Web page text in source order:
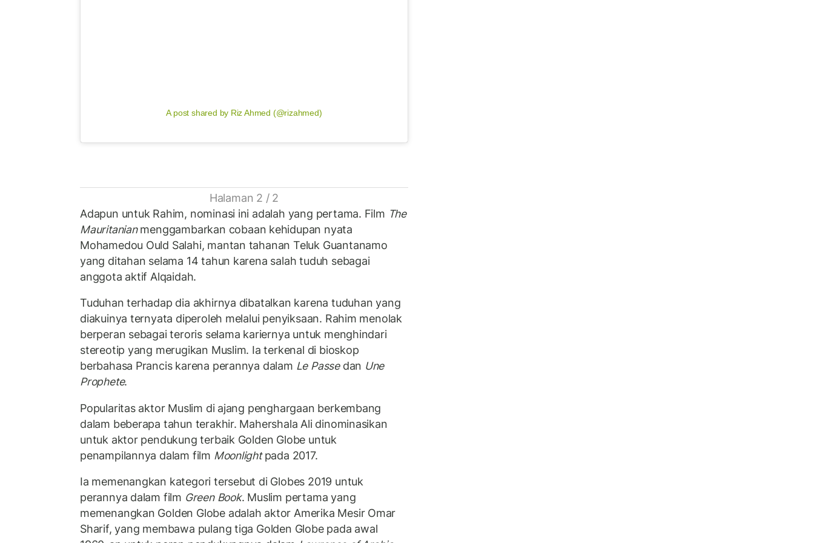
A post shared by Riz Ahmed (@rizahmed)
Halaman 2 / 2
Adapun untuk Rahim, nominasi ini adalah yang pertama. Film The
Mauritanianmenggambarkan cobaan kehidupan nyata
Mohamedou Ould Salahi, mantan tahanan Teluk Guantanamo
yang ditahan selama 14 tahun karena salah tuduh sebagai
anggota aktif Alqaidah.
Tuduhan terhadap dia akhirnya dibatalkan karena tuduhan yang
diakuinya ternyata diperoleh melalui penyiksaan. Rahim menolak
berperan sebagai teroris selama kariernya untuk menghindari
stereotip yang merugikan Muslim. Ia terkenal di bioskop
berbahasa Prancis karena perannya dalam Le Passedan Une
Prophete.
Popularitas aktor Muslim di ajang penghargaan berkembang
dalam beberapa tahun terakhir. Mahershala Ali dinominasikan
untuk aktor pendukung terbaik Golden Globe untuk
penampilannya dalam film Moonlightpada 2017.
Ia memenangkan kategori tersebut di Globes 2019 untuk
perannya dalam film Green Book. Muslim pertama yang
memenangkan Golden Globe adalah aktor Amerika Mesir Omar
Sharif, yang membawa pulang tiga Golden Globe pada awal